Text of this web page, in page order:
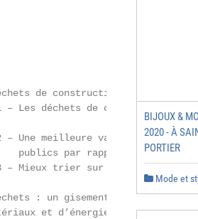
de construction ......... 21
de construction à la
Une meilleure valorisation dans
publics par rapport au bâtiment
trier sur les
: un gisement
et d’énergie ..............
BIJOUX &
2020 - À
PORTIER
Mode et